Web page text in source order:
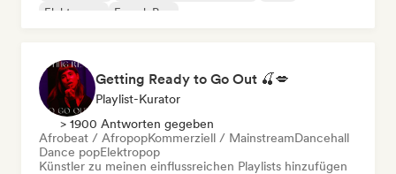
Elektropop
French Pop
Getting Ready to Go Out 🍒💋
Playlist-Kurator
> 1900 Antworten gegeben
Afrobeat / AfropopKommerziell / MainstreamDancehall
Dance popElektropop
Künstler zu meinen einflussreichen Playlists hinzufügen